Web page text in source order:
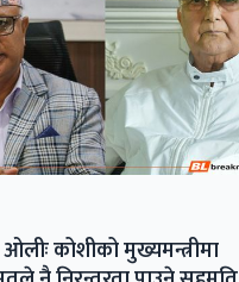
कोशीको मुख्यमन्त्रीमा